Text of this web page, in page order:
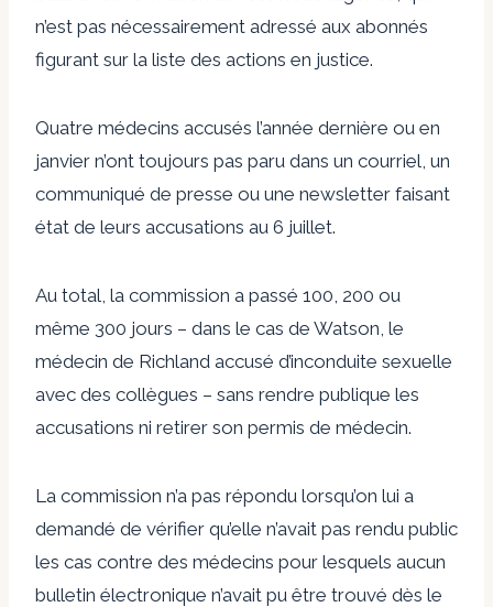
n’est pas nécessairement adressé aux abonnés
figurant sur la liste des actions en justice.
Quatre médecins accusés l’année dernière ou en
janvier n’ont toujours pas paru dans un courriel, un
communiqué de presse ou une newsletter faisant
état de leurs accusations au 6 juillet.
Au total, la commission a passé 100, 200 ou
même 300 jours – dans le cas de Watson, le
médecin de Richland accusé d’inconduite sexuelle
avec des collègues – sans rendre publique les
accusations ni retirer son permis de médecin.
La commission n’a pas répondu lorsqu’on lui a
demandé de vérifier qu’elle n’avait pas rendu public
les cas contre des médecins pour lesquels aucun
bulletin électronique n’avait pu être trouvé dès le